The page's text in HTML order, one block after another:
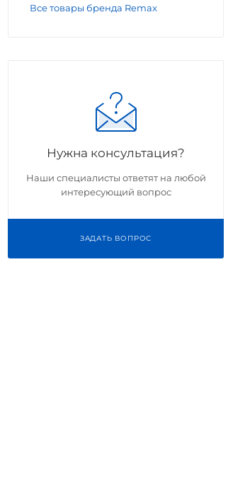
Все товары бренда Remax
Нужна консультация?
Наши специалисты ответят на любой
интересующий вопрос
ЗАДАТЬ ВОПРОС